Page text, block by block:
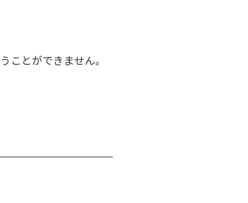
ことができません。